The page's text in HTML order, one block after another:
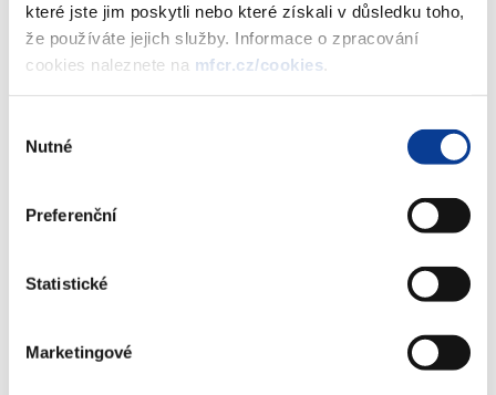
které jste jim poskytli nebo které získali v důsledku toho,
že používáte jejich služby. Informace o zpracování
cookies naleznete na mfcr.cz/cookies
souhlasu
Nutné
Preferenční
Statistické
Marketingové
Liberecký kraj
Královéhradecký kraj
Pardubický kraj
kraj Vysočina
Olomoucký kraj
Zlínský kraj